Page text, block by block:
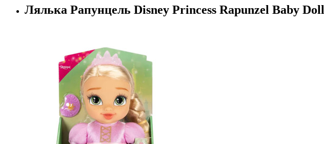
Лялька Рапунцель Disney Princess Rapunzel Baby Doll